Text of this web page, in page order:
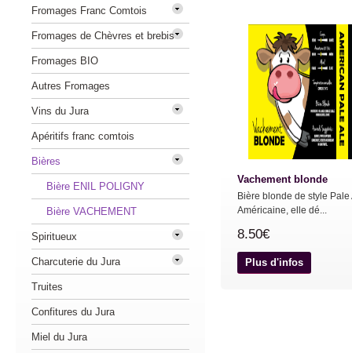
Vachement blonde
Bière blonde de style Pale
Américaine, elle dé...
8.50€
Plus d'infos
Fromages Franc Comtois
Fromages de Chèvres et brebis
Fromages BIO
Autres Fromages
Vins du Jura
Apéritifs franc comtois
Bières
Bière ENIL POLIGNY
Bière VACHEMENT
Spiritueux
Charcuterie du Jura
Truites
Confitures du Jura
Miel du Jura